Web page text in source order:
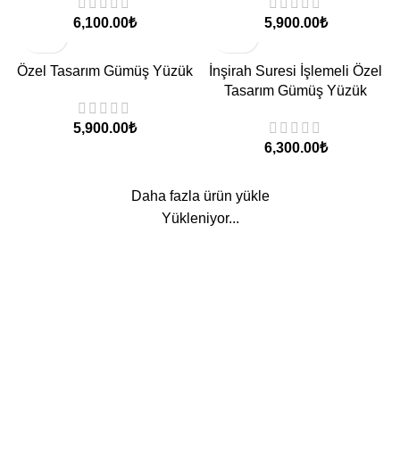
₺ ₺
Özel Tasarım Gümüş Yüzük
₺
İnşirah Suresi İşlemeli Özel
Tasarım Gümüş Yüzük
₺
Daha fazla ürün yükle
Yükleniyor...